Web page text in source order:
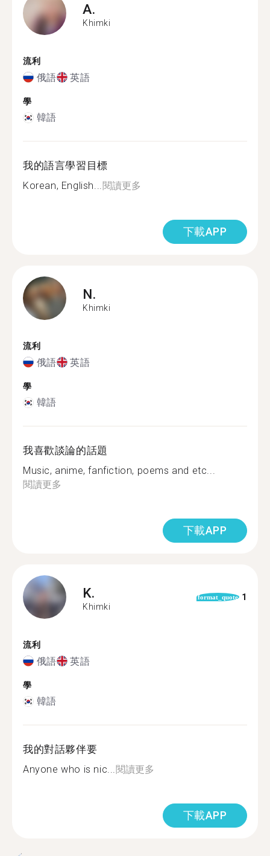
A.
Khimki
流利
俄語 英語
學
韓語
我的語言學習目標
Korean, English...閱讀更多
下載APP
N.
Khimki
流利
俄語 英語
學
韓語
我喜歡談論的話題
Music, anime, fanfiction, poems and etc...
閱讀更多
下載APP
K.
Khimki
format_quote 1
流利
俄語 英語
學
韓語
我的對話夥伴要
Anyone who is nic...閱讀更多
下載APP